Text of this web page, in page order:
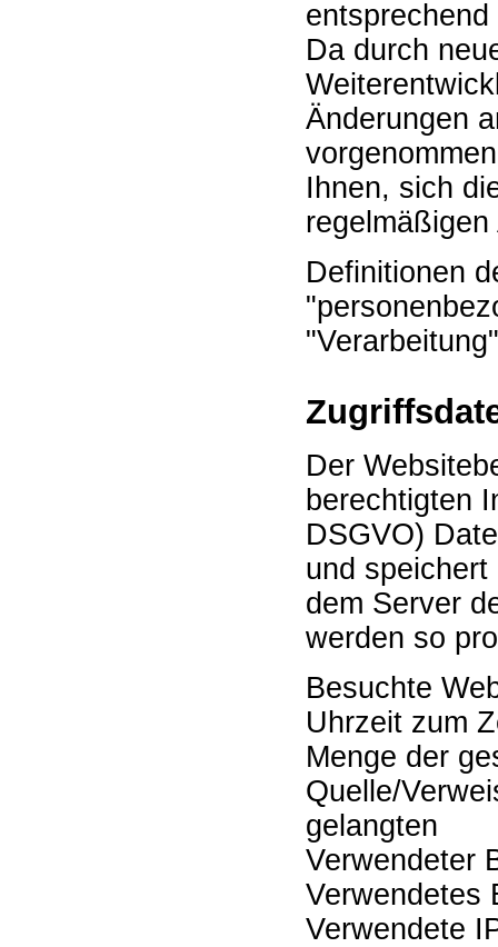
Da durch
Änderungen
Ihnen, sich
Definitionen
Der
berechtigten
DSGVO)
und
dem Server
werden so
Besuchte
Uhrzeit zum
Menge der
Quelle/
gelangten
Verwendeter
Verwendetes
Verwendete